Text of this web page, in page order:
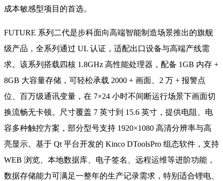
成本敏感型项目的首选。
FUTURE 系列二代是步科面向高端智能制造场景推出的旗舰
级产品，全系列通过 UL 认证，适配出口设备与高端产线需
求。该系列搭载四核 1.8GHz 高性能处理器，配备 1GB 内存 +
8GB 大容量存储，可轻松承载 2000 + 画面、2 万 + 报警点
位、百万级通讯变量，在 7×24 小时不间断运行场景下画面切
换流畅无卡顿。尺寸覆盖 7 英寸到 15.6 英寸，提供电阻、电
容多种触控方案，部分型号支持 1920×1080 高清分辨率与高
亮显示。基于 Qt 平台开发的 Kinco DToolsPro 组态软件，支持
WEB 浏览、本地数据库、电子签名、远程运维等进阶功能，
数据存储能力可满足一整年的生产记录需求，特别适合锂电、